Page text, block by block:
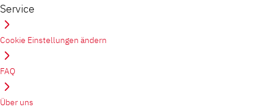
Service
Cookie Einstellungen ändern
FAQ
Über uns